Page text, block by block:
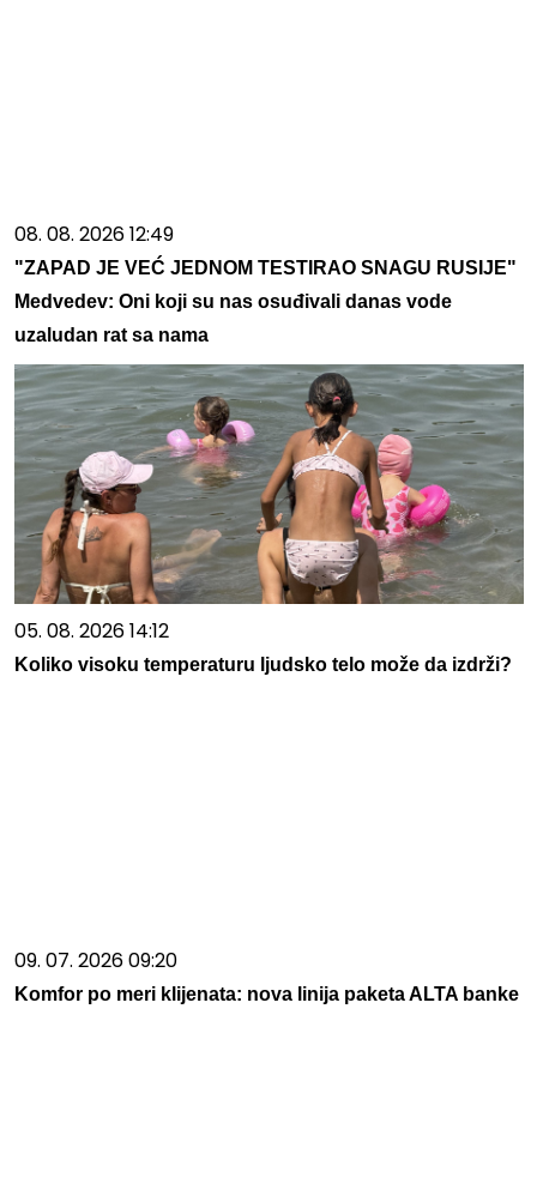
08. 08. 2026 12:49
"ZAPAD JE VEĆ JEDNOM TESTIRAO SNAGU RUSIJE"
Medvedev: Oni koji su nas osuđivali danas vode
uzaludan rat sa nama
05. 08. 2026 14:12
Koliko visoku temperaturu ljudsko telo može da izdrži?
09. 07. 2026 09:20
Komfor po meri klijenata: nova linija paketa ALTA banke